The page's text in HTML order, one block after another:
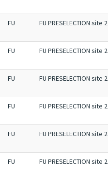
FU FU PRESELECTION site 2
FU FU PRESELECTION site 2
FU FU PRESELECTION site 2
FU FU PRESELECTION site 2
FU FU PRESELECTION site 2
FU FU PRESELECTION site 2